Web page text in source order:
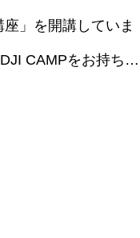
」を開講していま
CAMPをお持ちの